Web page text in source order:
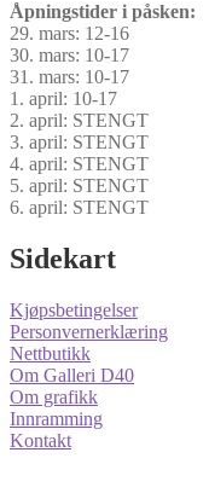
Åpningstider i påsken:
29. mars: 12-16
30. mars: 10-17
31. mars: 10-17
1. april: 10-17
2. april: STENGT
3. april: STENGT
4. april: STENGT
5. april: STENGT
6. april: STENGT
Sidekart
Kjøpsbetingelser
Personvernerklæring
Nettbutikk
Om Galleri D40
Om grafikk
Innramming
Kontakt